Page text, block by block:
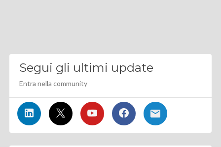
Segui gli ultimi update
Entra nella community